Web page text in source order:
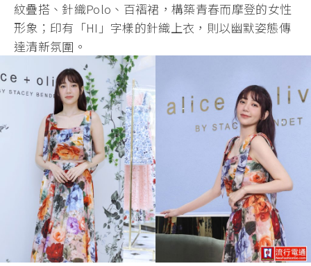
紋疊搭、針織Polo、百褶裙，構築青春而摩登的女性
形象；印有「HI」字樣的針織上衣，則以幽默姿態傳
達清新氛圍。